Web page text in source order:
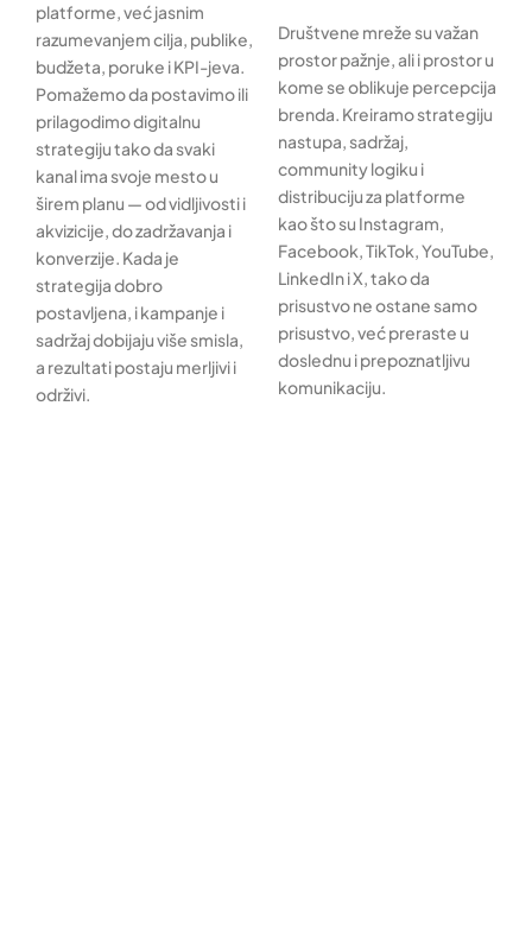
platforme, već jasnim
razumevanjem cilja, publike,
budžeta, poruke i KPI-jeva.
Pomažemo da postavimo ili
prilagodimo digitalnu
strategiju tako da svaki
kanal ima svoje mesto u
širem planu — od vidljivosti i
akvizicije, do zadržavanja i
konverzije. Kada je
strategija dobro
postavljena, i kampanje i
sadržaj dobijaju više smisla,
a rezultati postaju merljivi i
održivi.
Društvene mreže su važan
prostor pažnje, ali i prostor u
kome se oblikuje percepcija
brenda. Kreiramo strategiju
nastupa, sadržaj,
community logiku i
distribuciju za platforme
kao što su Instagram,
Facebook, TikTok, YouTube,
LinkedIn i X, tako da
prisustvo ne ostane samo
prisustvo, već preraste u
doslednu i prepoznatljivu
komunikaciju.